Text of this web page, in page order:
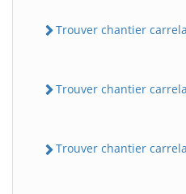
Trouver chantier
Trouver chantier
Trouver chantier